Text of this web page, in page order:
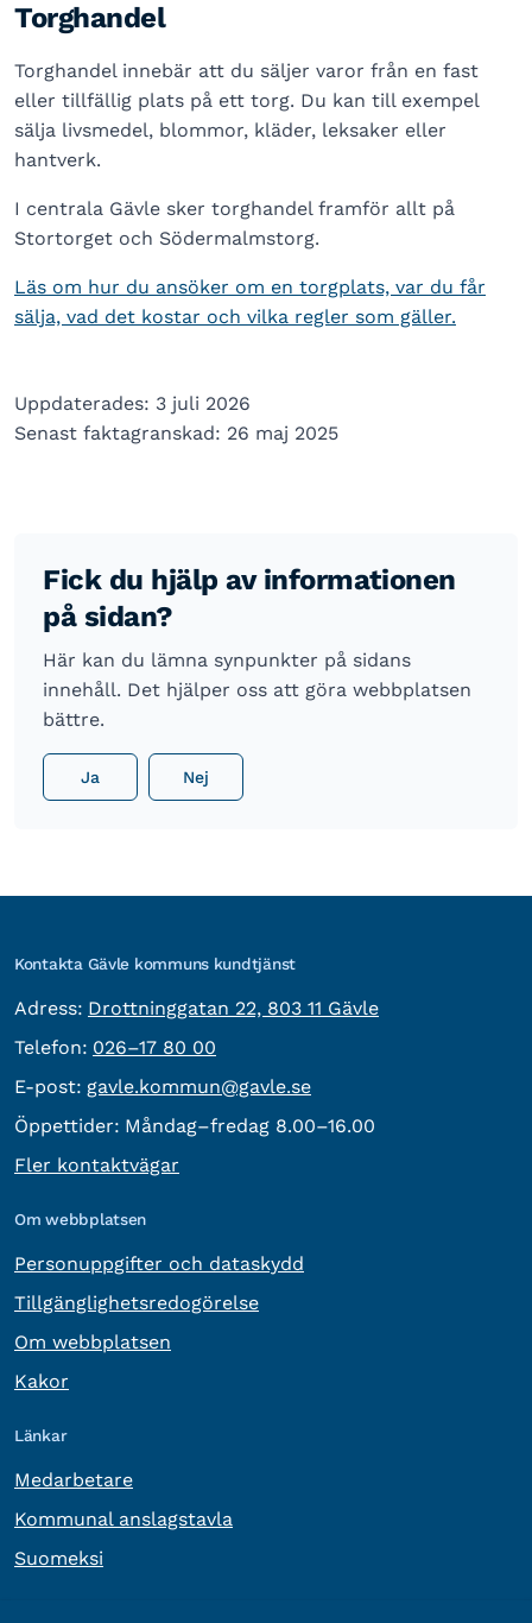
Torghandel
Torghandel innebär att du säljer varor från en fast
eller tillfällig plats på ett torg. Du kan till exempel
sälja livsmedel, blommor, kläder, leksaker eller
hantverk.
I centrala Gävle sker torghandel framför allt på
Stortorget och Södermalmstorg.
Läs om hur du ansöker om en torgplats, var du får
sälja, vad det kostar och vilka regler som gäller.
Uppdaterades: 3 juli 2026
Senast faktagranskad: 26 maj 2025
Fick du hjälp av informationen
på sidan?
Här kan du lämna synpunkter på sidans
innehåll. Det hjälper oss att göra webbplatsen
bättre.
Ja Nej
Kontakta Gävle kommuns kundtjänst
Adress: besöksadress:
Drottninggatan 22, 803 11 Gävle
Telefon: Telefon:
026–17 80 00
E-post: E-post:
gavle.kommun@gavle.se
Öppettider: Måndag–fredag 8.00–16.00
Fler kontaktvägar
Om webbplatsen
Personuppgifter och dataskydd
Tillgänglighetsredogörelse
Om webbplatsen
Kakor
Länkar
Medarbetare
Kommunal anslagstavla
Suomeksi